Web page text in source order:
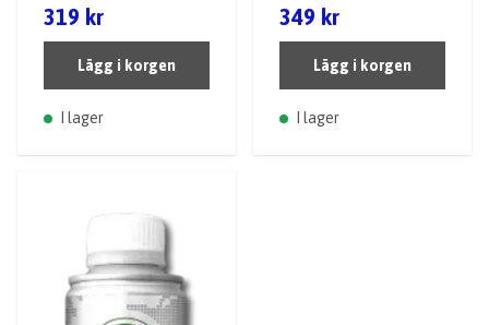
319 kr
Lägg i korgen
I lager
349 kr
Lägg i korgen
I lager